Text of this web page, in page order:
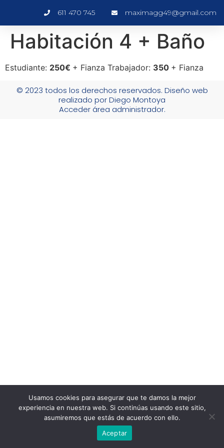
611 470 745 maximagg49@gmail.com
Habitación 4 + Baño
Estudiante: 250€ + Fianza Trabajador: 350 + Fianza
© 2023 todos los derechos reservados. Diseño web
realizado por Diego Montoya
Acceder área administrador.
Usamos cookies para asegurar que te damos la mejor
experiencia en nuestra web. Si continúas usando este sitio,
asumiremos que estás de acuerdo con ello.
Aceptar